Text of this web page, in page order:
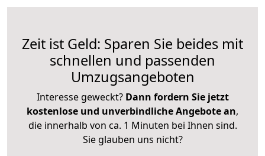
Zeit ist Geld: Sparen Sie beides mit
schnellen und passenden
Umzugsangeboten
Interesse geweckt? Dann fordern Sie jetzt
kostenlose und unverbindliche Angebote an,
die innerhalb von ca. 1 Minuten bei Ihnen sind.
Sie glauben uns nicht?